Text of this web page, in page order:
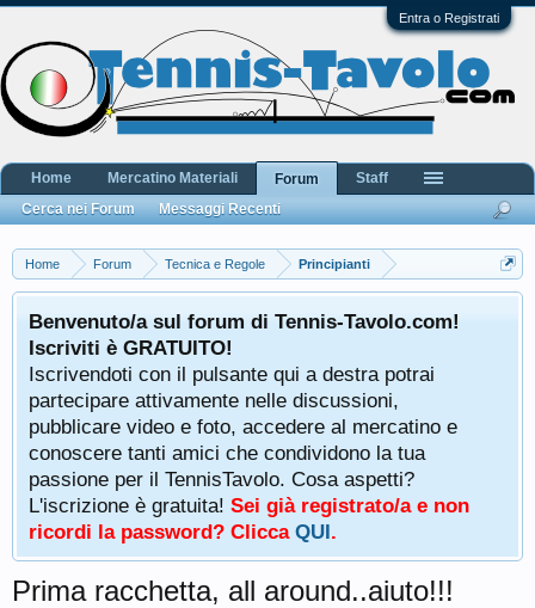
Entra o Registrati
Home Forum Tecnica e Regole Principianti
Benvenuto/a sul forum di Tennis-Tavolo.com!
Iscriviti è GRATUITO!
Iscrivendoti con il pulsante qui a destra potrai
partecipare attivamente nelle discussioni,
pubblicare video e foto, accedere al mercatino e
conoscere tanti amici che condividono la tua
passione per il TennisTavolo. Cosa aspetti?
L'iscrizione è gratuita! Sei già registrato/a e non
ricordi la password? Clicca QUI.
Prima racchetta, all around..aiuto!!!
Home Mercatino Materiali
Forum
Cerca nei Forum
Messaggi Recenti
Staff